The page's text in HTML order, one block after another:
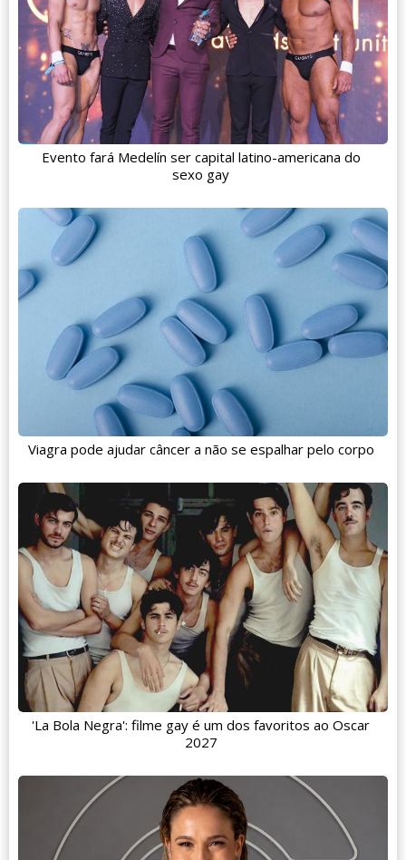
Evento fará Medelín ser capital latino-americana do
sexo gay
Viagra pode ajudar câncer a não se espalhar pelo corpo
'La Bola Negra': filme gay é um dos favoritos ao Oscar
2027